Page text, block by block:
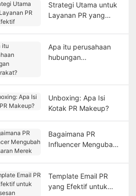
Strategi Utama untuk
Layanan PR yang
Apa itu perusahaan
hubungan
Unboxing: Apa Isi
Kotak PR Makeup?
Bagaimana PR
Influencer Mengubah
Template Email PR
yang Efektif untuk